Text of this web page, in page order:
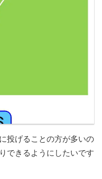
投げることの方が多いの
できるようにしたいです